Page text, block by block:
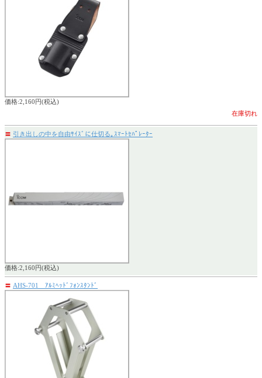
価格:2,160円(税込)
在庫切れ
〓 引き出しの中を自由ｻｲｽﾞに仕切る｡ｽﾏｰﾄｾﾊﾟﾚｰﾀｰ
価格:2,160円(税込)
〓 AHS-701 ｱﾙﾐﾍｯﾄﾞﾌｫﾝｽﾀﾝﾄﾞ